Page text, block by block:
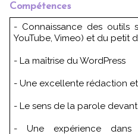
Compétences
- Connaissance des outils sociaux (Twitter, Facebook,
YouTube, Vimeo) et du petit
- La maîtrise du WordPress
- Une excellente rédaction
- Le sens de la parole
- Une expérience